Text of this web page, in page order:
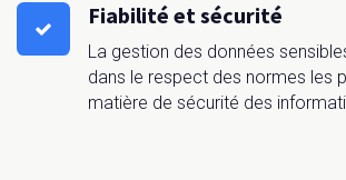
Fiabilité et sécurité
La gestion des données
dans le respect des normes les
matière de sécurité des